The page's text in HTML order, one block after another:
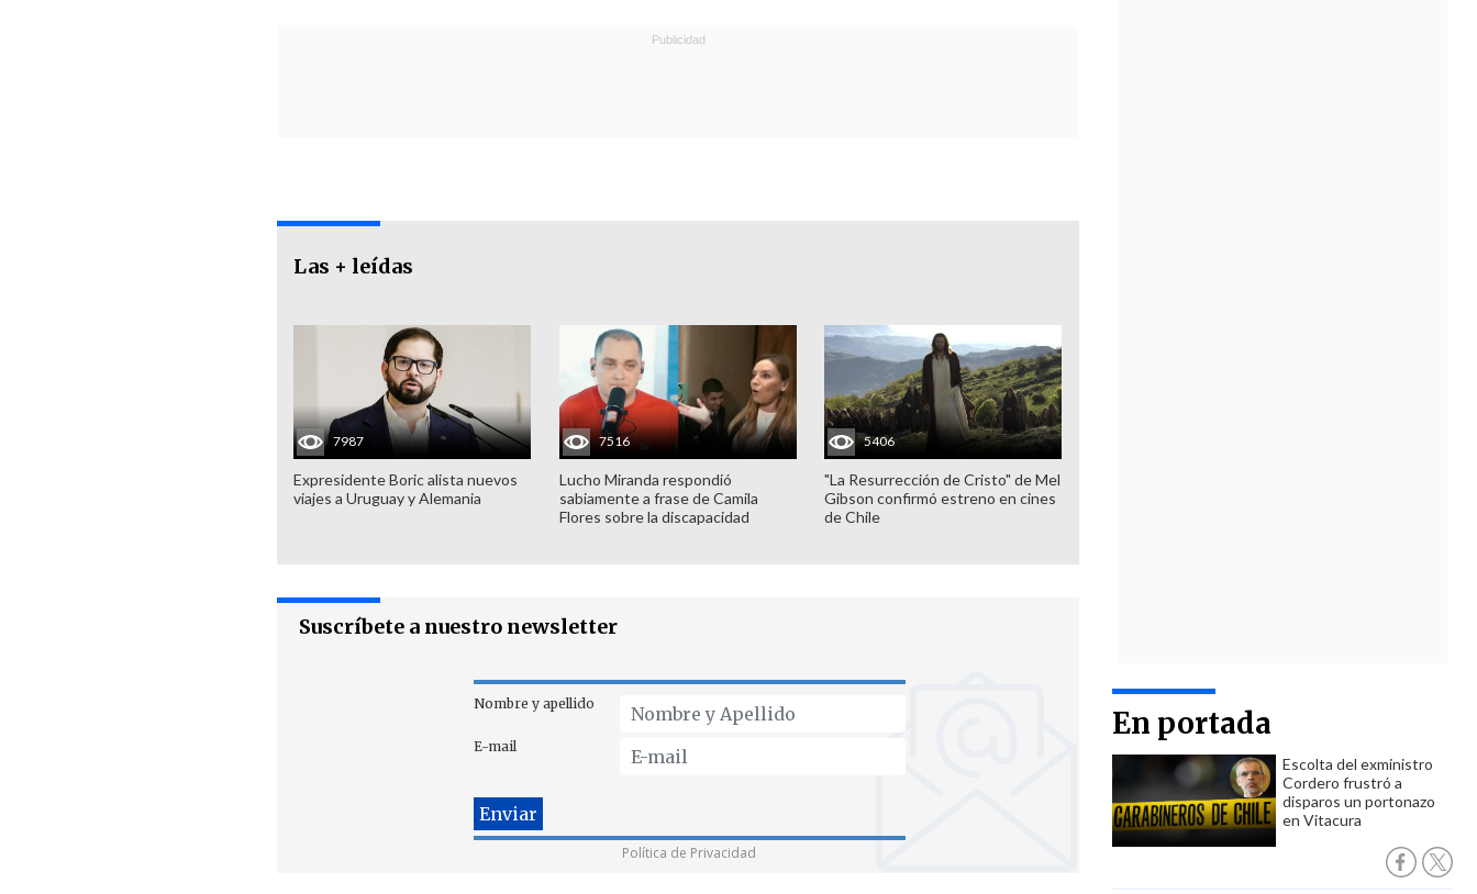
En portada
Escolta del exministro
Cordero frustró a
disparos un portonazo
en Vitacura
Las + leídas
7987
Expresidente Boric alista nuevos
viajes a Uruguay y Alemania
7516
Lucho Miranda respondió
sabiamente a frase de Camila
Flores sobre la discapacidad
5406
"La Resurrección de Cristo" de Mel
Gibson confirmó estreno en cines
de Chile
Suscríbete a nuestro newsletter
Nombre y apellido
E-mail
Política de Privacidad